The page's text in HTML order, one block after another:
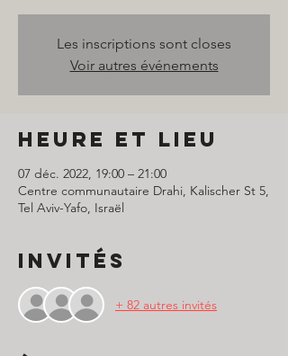
Les inscriptions sont closes
Voir autres événements
Heure et lieu
07 déc. 2022, 19:00 – 21:00
Centre communautaire Drahi, Kalischer St 5,
Tel Aviv-Yafo, Israël
Invités
+ 82 autres invités